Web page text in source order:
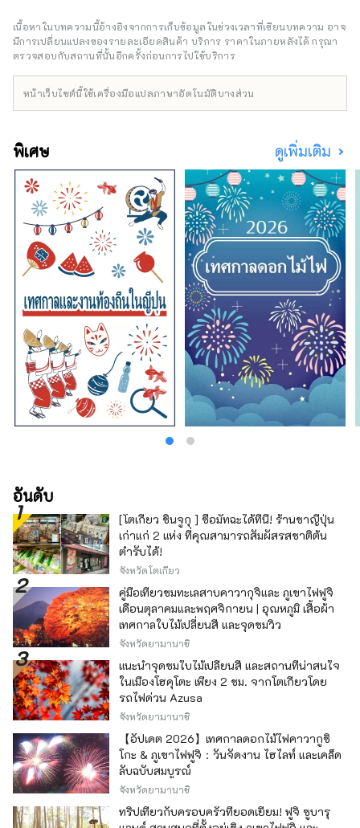
อื่นๆ สามารถซื้อตั๋วได้ง่ายๆ ทางออนไลน์หรือที่
ร้านสะดวกซื้อ Lawson เราหวังว่าคุณจะ
เพลิดเพลินไปกับความบันเทิงอันแสนวิเศษของ
สามารถซื้อตั๋วประเภทใดได้บ้าง? ∟[ตอบ]
เพลง 2.5 มิติ กิจกรรมกีฬา เช่น ซูโม่ เบสบอล
วอลเลย์บอล และสเก็ตลีลา กิจกรรมอนิเมะ
นิทรรศการศิลปะ สวนสนุก และสถานที่พักผ่อน
หย่อนใจอื่นๆ ภาพยนตร์ คอนเสิร์ตวงออร์เคส
ตรา บัลเลต์ และการเต้นรำ [ถาม] ฉันสามารถซื้อ
ตั๋วได้ที่ไหน? [A] คุณสามารถจองตั๋วได้ที่
เว็บไซต์ Lawson Ticket ( https://l-tike.com/
) หลังจากจองแล้ว คุณสามารถรับตั๋วได้ตลอด
24 ชั่วโมงที่ร้านสะดวกซื้อ Lawson ในประเทศ
ญี่ปุ่น สำหรับคำแนะนำการซื้อโดยละเอียด โปรด
ตรวจสอบหน้าคู่มือ ( https://l-
tike.com/guide/en/ ) [Q] Lawson Ticket
รองรับหลายภาษาหรือไม่? [A] รองรับภาษา
อังกฤษ จีนตัวย่อ จีนตัวเต็ม และเกาหลี
เนื้อหาในบทความนี้อ้างอิงจากการเก็บข้อมูลในช่วงเวลาที่เขียนบทความ อาจ
มีการเปลี่ยนแปลงของรายละเอียดสินค้า บริการ ราคาในภายหลังได้ กรุณา
ตรวจสอบกับสถานที่นั้นอีกครั้งก่อนการไปใช้บริการ
หน้าเว็บไซต์นี้ใช้เครื่องมือแปลภาษาอัตโนมัติบางส่วน
พิเศษ ดูเพิ่มเติม
อันดับ
[โตเกียว ชินจูกุ ] ซื้อมัทฉะได้ที่นี่! ร้านชาญี่ปุ่น
เก่าแก่ 2 แห่ง ที่คุณสามารถสัมผัสรสชาติต้น
ตำรับได้!
จังหวัดโตเกียว
คู่มือเที่ยวชมทะเลสาบคาวากุจิและ ภูเขาไฟฟูจิ
เดือนตุลาคมและพฤศจิกายน | อุณหภูมิ เสื้อผ้า
เทศกาลใบไม้เปลี่ยนสี และจุดชมวิว
จังหวัดยามานาชิ
แนะนำจุดชมใบไม้เปลี่ยนสี และสถานที่น่าสนใจ
ในเมืองโฮคุโตะ เพียง 2 ชม. จากโตเกียวโดย
รถไฟด่วน Azusa
จังหวัดยามานาชิ
【อัปเดต 2026】เทศกาลดอกไม้ไฟคาวากูชิ
โกะ & ภูเขาไฟฟูจิ：วันจัดงาน ไฮไลท์ และเคล็ด
ลับฉบับสมบูรณ์
จังหวัดยามานาชิ
ทริปเที่ยวกับครอบครัวที่ยอดเยี่ยม! ฟูจิ ซูบารุ